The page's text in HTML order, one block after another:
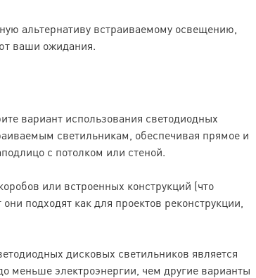
альтернативу встраиваемому освещению,
ваши ожидания.
вариант использования светодиодных
светильникам, обеспечивая прямое и
с потолком или стеной.
или встроенных конструкций (что
подходят как для проектов реконструкции,
дисковых светильников является
меньше электроэнергии, чем другие варианты